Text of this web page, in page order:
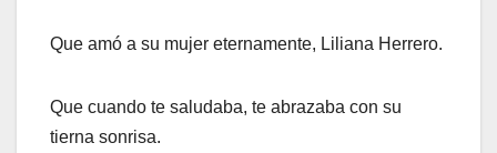
Que amó a su mujer eternamente, Liliana Herrero.
Que cuando te saludaba, te abrazaba con su
tierna sonrisa.